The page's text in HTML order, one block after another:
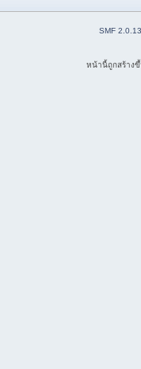
SMF 2.0.13
หน้านี้ถูกสร้าง